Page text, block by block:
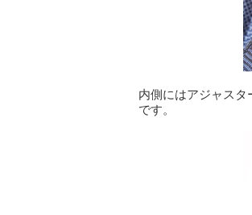
内側にはアジャス
です。